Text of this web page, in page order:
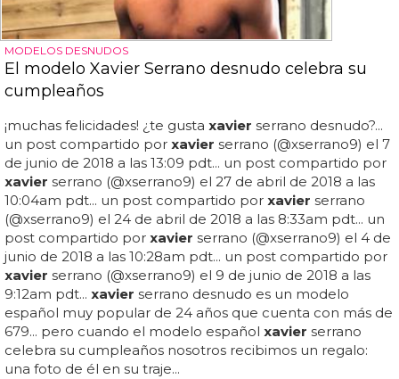
MODELOS DESNUDOS
El modelo Xavier Serrano desnudo celebra su
cumpleaños
¡muchas felicidades! ¿te gusta xavier serrano desnudo?...
un post compartido por xavier serrano (@xserrano9) el 7
de junio de 2018 a las 13:09 pdt... un post compartido por
xavier serrano (@xserrano9) el 27 de abril de 2018 a las
10:04am pdt... un post compartido por xavier serrano
(@xserrano9) el 24 de abril de 2018 a las 8:33am pdt... un
post compartido por xavier serrano (@xserrano9) el 4 de
junio de 2018 a las 10:28am pdt... un post compartido por
xavier serrano (@xserrano9) el 9 de junio de 2018 a las
9:12am pdt... xavier serrano desnudo es un modelo
español muy popular de 24 años que cuenta con más de
679... pero cuando el modelo español xavier serrano
celebra su cumpleaños nosotros recibimos un regalo:
una foto de él en su traje...